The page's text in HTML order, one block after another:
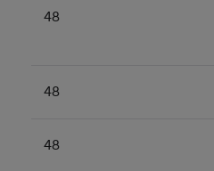
48
48
48